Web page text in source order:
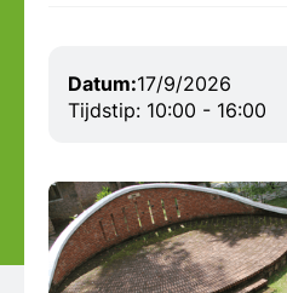
Datum:17/9/2026
Tijdstip: 10:00 - 16:00